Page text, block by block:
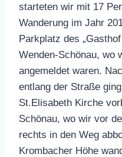
starteten wir mit 17
Wanderung im Jahr
Parkplatz des
Wenden-Schönau, wo
angemeldet waren.
entlang der Straße
St.Elisabeth Kirche
Schönau, wo wir vor
rechts in den Weg
Krombacher Höhe